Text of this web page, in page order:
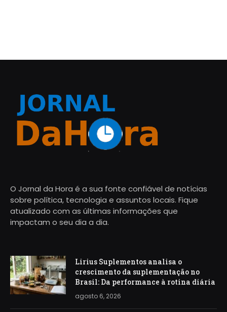
O Jornal da Hora é a sua fonte confiável de notícias
sobre política, tecnologia e assuntos locais. Fique
atualizado com as últimas informações que
impactam o seu dia a dia.
Lirius Suplementos analisa o
crescimento da suplementação no
Brasil: Da performance à rotina diária
agosto 6, 2026